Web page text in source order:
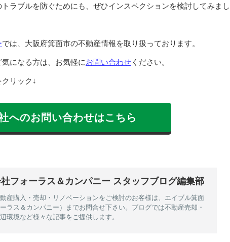
ラブルを防ぐためにも、ぜひインスペクションを検討してみまし
では、大阪府箕面市の不動産情報を取り扱っております。
になる方は、お気軽にお問い合わせ ください。
リック↓
へのお問い合わせはこちら
フォーラス＆カンパニー スタッフブログ編集部
産購入・売却・リノベーションをご検討のお客様は、エイブル箕面
ラス＆カンパニー）までお問合せ下さい。ブログでは不動産売却・
環境など様々な記事をご提供します。